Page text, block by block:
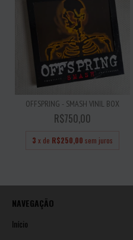
OFFSPRING - SMASH VINIL BOX
R$750,00
3 x de R$250,00 sem juros
NAVEGAÇÃO
Início